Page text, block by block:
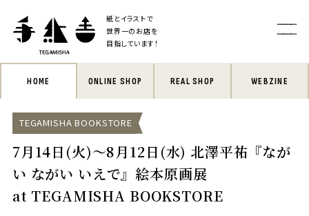
紙とイラストで
世界一のお店を
目指しています！
HOME ONLINE SHOP REAL SHOP WEBZINE
TEGAMISHA BOOKSTORE
7月14日(火)〜8月12日(水) 北澤平祐『なが
い ながい いえで』絵本原画展
at TEGAMISHA BOOKSTORE